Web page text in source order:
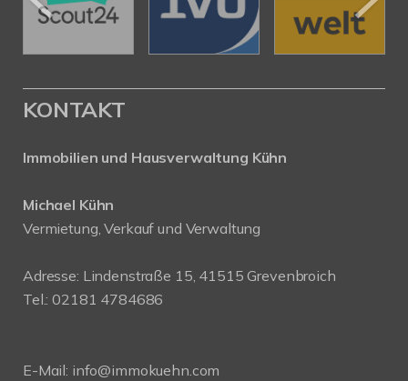
KONTAKT
Immobilien und Hausverwaltung Kühn
Michael Kühn
Vermietung, Verkauf und Verwaltung
Adresse: Lindenstraße 15, 41515 Grevenbroich
Tel.: 02181 4784686
E-Mail: info@immokuehn.com